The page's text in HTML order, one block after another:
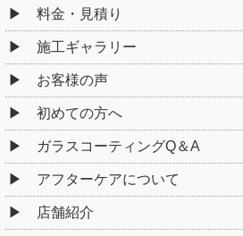
料金・見積り
施工ギャラリー
お客様の声
初めての方へ
ガラスコーティングQ＆A
アフターケアについて
店舗紹介